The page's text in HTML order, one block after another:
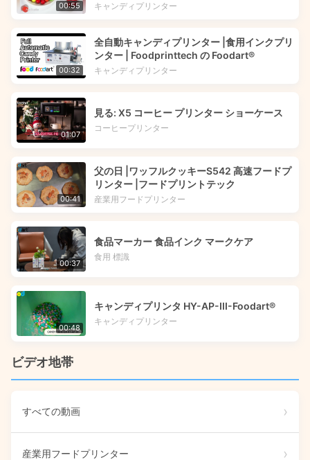
00:55 キャンディプリンター
00:32
全自動キャンディプリンター |食用インクプリ
ンター | Foodprinttech の Foodart®
キャンディプリンター
01:07
見る: X5 コーヒー プリンター ショーケース
コーヒープリンター
00:41
父の日 |ワッフルクッキーS542 高速フードプ
リンター |フードプリントテック
産業用フードプリンター
00:37
食品マーカー 食品インク マークケア
食用 標識
00:48
キャンディプリンタ HY-AP-III-Foodart®
キャンディプリンター
ビデオ地帯
すべての動画
産業用フードプリンター